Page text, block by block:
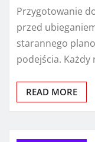
Przygotowanie
przed
starannego
podejścia.
READ MORE